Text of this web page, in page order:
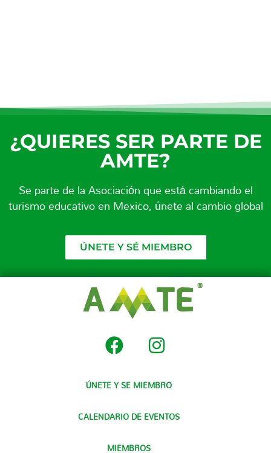
¿QUIERES SER PARTE DE
AMTE?
Se parte de la Asociación que está cambiando el
turismo educativo en Mexico, únete al cambio global
ÚNETE Y SÉ MIEMBRO
ÚNETE Y SE MIEMBRO
CALENDARIO DE EVENTOS
MIEMBROS